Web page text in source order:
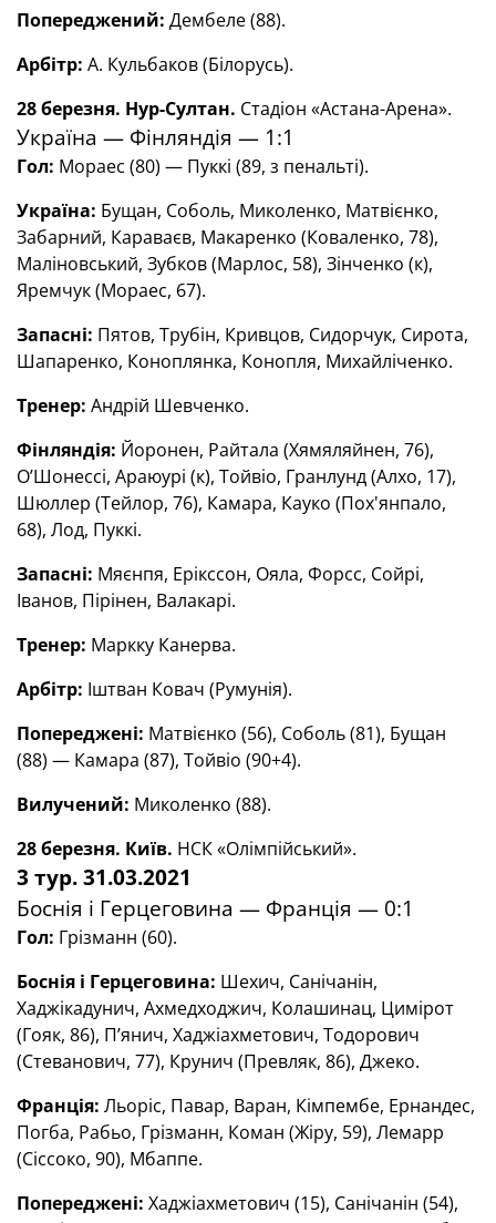
Попереджений: Дембеле (88).
Арбітр: А. Кульбаков (Білорусь).
28 березня. Нур-Султан. Стадіон «Астана-Арена».
Україна — Фінляндія — 1:1
Гол: Мораес (80) — Пуккі (89, з пенальті).
Україна: Бущан, Соболь, Миколенко, Матвієнко,
Забарний, Караваєв, Макаренко (Коваленко, 78),
Маліновський, Зубков (Марлос, 58), Зінченко (к),
Яремчук (Мораес, 67).
Запасні: Пятов, Трубін, Кривцов, Сидорчук, Сирота,
Шапаренко, Коноплянка, Конопля, Михайліченко.
Тренер: Андрій Шевченко.
Фінляндія: Йоронен, Райтала (Хямяляйнен, 76),
О’Шонессі, Араюурі (к), Тойвіо, Гранлунд (Алхо, 17),
Шюллер (Тейлор, 76), Камара, Кауко (Пох'янпало,
68), Лод, Пуккі.
Запасні: Мяєнпя, Ерікссон, Ояла, Форсс, Сойрі,
Іванов, Пірінен, Валакарі.
Тренер: Маркку Канерва.
Арбітр: Іштван Ковач (Румунія).
Попереджені: Матвієнко (56), Соболь (81), Бущан
(88) — Камара (87), Тойвіо (90+4).
Вилучений: Миколенко (88).
28 березня. Київ. НСК «Олімпійський».
3 тур. 31.03.2021
Боснія і Герцеговина — Франція — 0:1
Гол: Грізманн (60).
Боснія і Герцеговина: Шехич, Санічанін,
Хаджікадунич, Ахмедходжич, Колашинац, Цимірот
(Гояк, 86), П’янич, Хаджіахметович, Тодорович
(Стеванович, 77), Крунич (Превляк, 86), Джеко.
Франція: Льоріс, Павар, Варан, Кімпембе, Ернандес,
Погба, Рабьо, Грізманн, Коман (Жіру, 59), Лемарр
(Сіссоко, 90), Мбаппе.
Попереджені: Хаджіахметович (15), Санічанін (54),